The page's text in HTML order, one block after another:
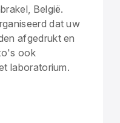
België.
dat uw
afgedrukt en
ook
laboratorium.